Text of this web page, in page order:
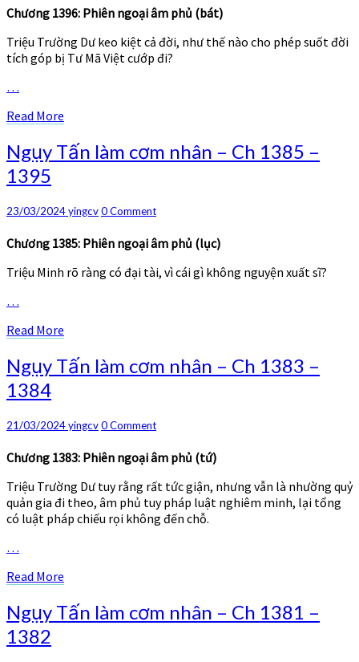
Ch
–
1397
Chương 1396: Phiên ngoại âm phủ (bát)
Triệu Trường Dư keo kiệt cả đời, như thế nào cho phép suốt đời
tích góp bị Tư Mã Việt cướp đi?
…
Read More
Ngụy
Tấn
làm
nhân
Ch
–
Ngụy Tấn làm cơm nhân – Ch 1385 –
1395
23/03/2024yingcvComments
0 Comment
Chương 1385: Phiên ngoại âm phủ (lục)
Triệu Minh rõ ràng có đại tài, vì cái gì không nguyện xuất sĩ?
…
Read More
Ngụy
Tấn
làm
nhân
Ch
–
1384
Ngụy Tấn làm cơm nhân – Ch 1383 –
1384
21/03/2024yingcvComments
0 Comment
Chương 1383: Phiên ngoại âm phủ (tứ)
Triệu Trường Dư tuy rằng rất tức giận, nhưng vẫn là nhường quỷ
quản gia đi theo, âm phủ tuy pháp luật nghiêm minh, lại tổng
có luật pháp chiếu rọi không đến chỗ.
…
Read More
Ngụy
Tấn
làm
Ngụy Tấn làm cơm nhân – Ch 1381 –
1382